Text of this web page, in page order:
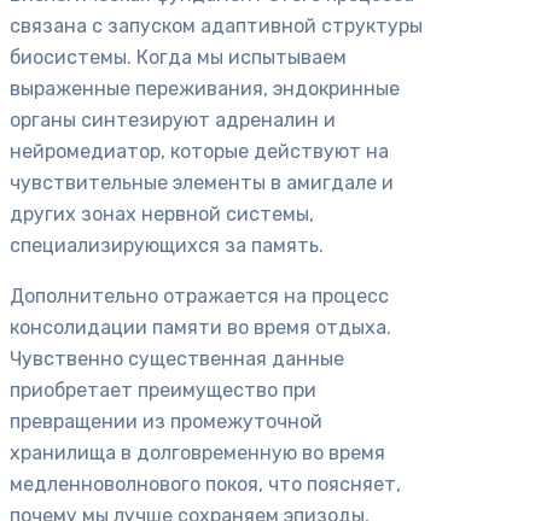
связана с запуском адаптивной структуры
биосистемы. Когда мы испытываем
выраженные переживания, эндокринные
органы синтезируют адреналин и
нейромедиатор, которые действуют на
чувствительные элементы в амигдале и
других зонах нервной системы,
специализирующихся за память.
Дополнительно отражается на процесс
консолидации памяти во время отдыха.
Чувственно существенная данные
приобретает преимущество при
превращении из промежуточной
хранилища в долговременную во время
медленноволнового покоя, что поясняет,
почему мы лучше сохраняем эпизоды,